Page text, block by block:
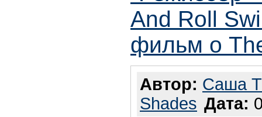
And Roll
фильм о
Автор: Саша
Shades Дата: